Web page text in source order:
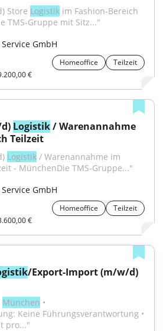
Store Logistik im Fashion-Bereich
TMS-Gruppe mit Sitz..."
GmbH
Homeoffice
Teilzeit
€
Logistik / Warenannahme
Teilzeit
Logistik / Warenannahme im
- MünchenDie TMS-Gruppe..."
GmbH
Homeoffice
Teilzeit
€
/Export-Import (m/w/d)
München •
Keine Führungsverantwortung •
pro..."